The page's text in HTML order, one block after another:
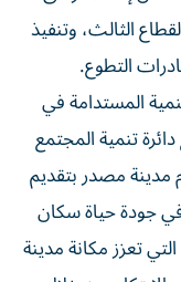
الثالث، وتنفيذ
التطوع.
المستدامة في
تنمية المجتمع
مدينة مصدر بتقديم
في جودة حياة سكان
تعزز مكانة مدينة